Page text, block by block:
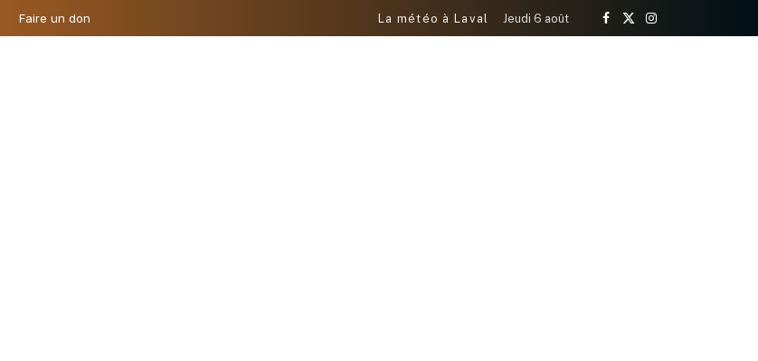
Faire un don La météo à Laval Jeudi 6 août
Facebook
X
Instagram